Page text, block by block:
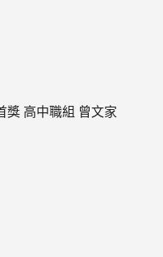
獎 高中職組 曾文家